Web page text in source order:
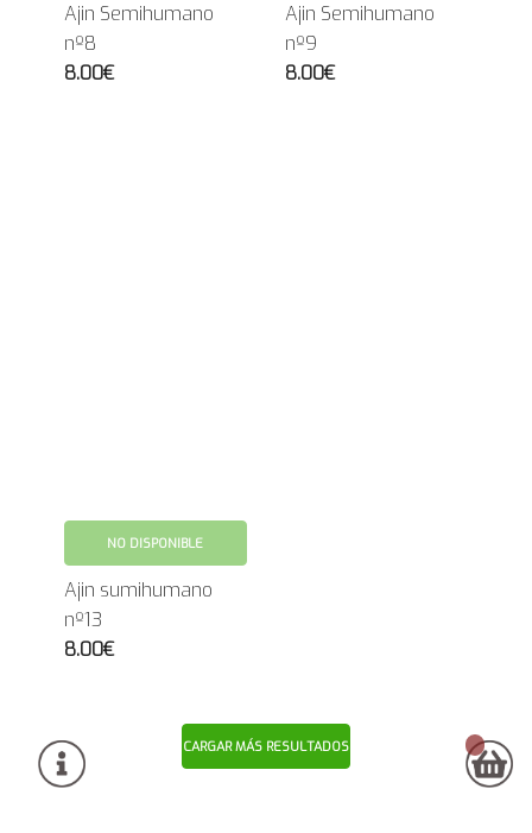
Ajin Semihumano
nº8
8.00€
Ajin Semihumano
nº9
8.00€
NO DISPONIBLE
Ajin sumihumano
nº13
8.00€
CARGAR MÁS RESULTADOS